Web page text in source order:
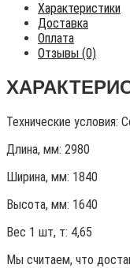
Характеристики
Доставка
Оплата
Отзывы (0)
Технические условия:
Длина, мм: 2980
Ширина, мм: 1840
Высота, мм: 1640
Вес 1 шт, т: 4,65
Мы считаем, что